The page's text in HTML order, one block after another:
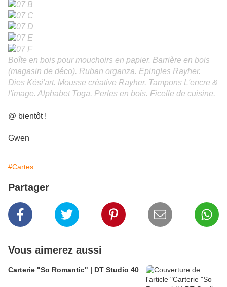
Boîte en bois pour mouchoirs en papier. Barrière en bois
(magasin de déco). Ruban organza. Epingles Rayher.
Dies Kési'art. Mousse créative Rayher. Tampons L'encre &
l'image. Alphabet Toga. Perles en bois. Ficelle de cuisine.
@ bientôt !
Gwen
#Cartes
Partager
Vous aimerez aussi
Carterie "So Romantic" | DT Studio 40